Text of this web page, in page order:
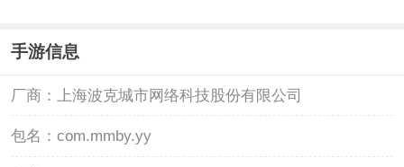
手游信息
厂商： 上海波克城市网络科技股份有限公司
包名： com.mmby.yy